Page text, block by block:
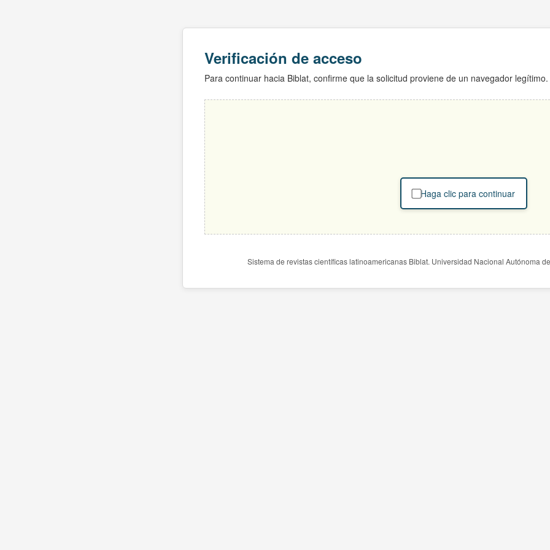
Verificación de acceso
Para continuar hacia Biblat, confirme que la solicitud proviene de un navegador legítimo.
Haga clic para continuar
Sistema de revistas científicas latinoamericanas Biblat. Universidad Nacional Autónoma